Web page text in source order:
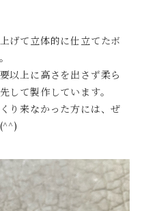
げて立体的に仕立てたボ
以上に高さを出さず柔ら
して製作しています。
り来なかった方には、ぜ